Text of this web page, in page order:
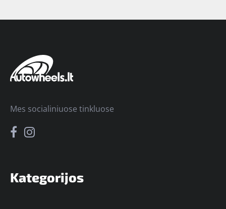
Kategorijos
Mes socialiniuose tinkluose